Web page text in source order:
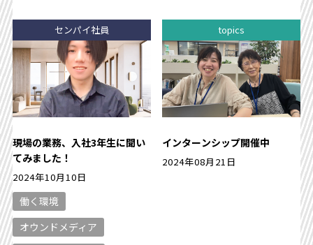
センパイ社員
現場の業務、入社3年生に聞い
てみました！
2024年10月10日
働く環境
オウンドメディア
topics
インターンシップ開催中
2024年08月21日